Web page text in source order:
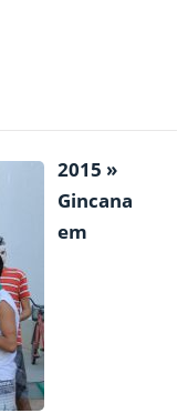
2015 »
Gincana
em